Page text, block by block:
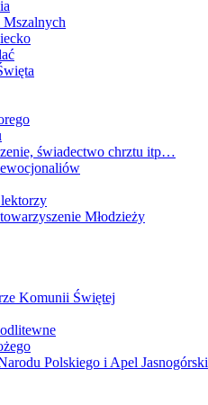
świadectwo chrztu itp…
Młodzieży
Komunii Świętej
Polskiego i Apel Jasnogórski